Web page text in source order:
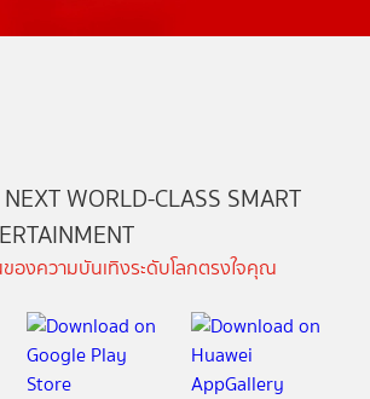
WORLD-CLASS SMART
องความบันเทิงระดับโลกตรงใจคุณ